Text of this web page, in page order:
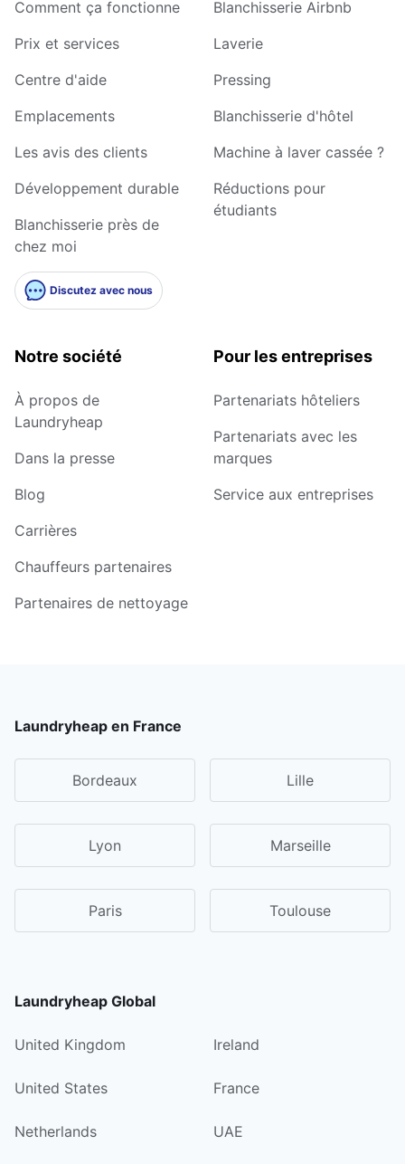
Comment ça fonctionne
Prix et services
Centre d'aide
Emplacements
Les avis des clients
Développement durable
Blanchisserie près de
chez moi
Discutez avec nous
Blanchisserie Airbnb
Laverie
Pressing
Blanchisserie d'hôtel
Machine à laver cassée ?
Réductions pour
étudiants
Notre société
À propos de
Laundryheap
Dans la presse
Blog
Carrières
Chauffeurs partenaires
Partenaires de nettoyage
Pour les entreprises
Partenariats hôteliers
Partenariats avec les
marques
Service aux entreprises
Laundryheap en France
Bordeaux Lille
Lyon Marseille
Paris Toulouse
Laundryheap Global
United Kingdom Ireland
United States France
Netherlands UAE